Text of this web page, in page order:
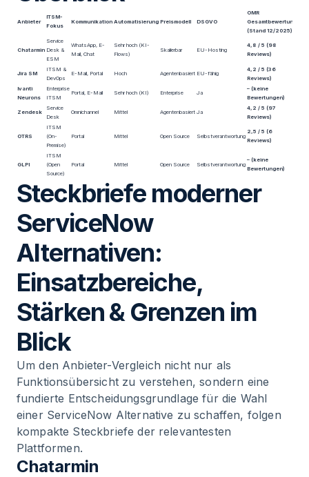
Anbieter
ITSM-
Fokus
Kommunikation Automatisierung Preismodell DSGVO
OMR
Gesamtbewertung
(Stand 12/2025)
Chatarmin
Service
Desk &
ESM
WhatsApp, E-
Mail, Chat
Sehr hoch (KI-
Flows)
Skalierbar EU-Hosting
4,8 / 5 (98
Reviews)
Jira SM
ITSM &
DevOps
E-Mail, Portal Hoch Agentenbasiert EU-fähig
4,2 / 5 (36
Reviews)
Ivanti
Neurons
Enterprise
ITSM
Portal, E-Mail Sehr hoch (KI) Enterprise Ja
– (keine
Bewertungen)
Zendesk
Service
Desk
Omnichannel Mittel Agentenbasiert Ja
4,2 / 5 (97
Reviews)
OTRS
ITSM
(On-
Premise)
Portal Mittel Open Source Selbstverantwortung
2,5 / 5 (6
Reviews)
GLPI
ITSM
(Open
Source)
Portal Mittel Open Source Selbstverantwortung
– (keine
Bewertungen)
Steckbriefe moderner
ServiceNow
Alternativen:
Einsatzbereiche,
Stärken & Grenzen im
Blick
Um den Anbieter-Vergleich nicht nur als
Funktionsübersicht zu verstehen, sondern eine
fundierte Entscheidungsgrundlage für die Wahl
einer ServiceNow Alternative zu schaffen, folgen
kompakte Steckbriefe der relevantesten
Plattformen.
Chatarmin